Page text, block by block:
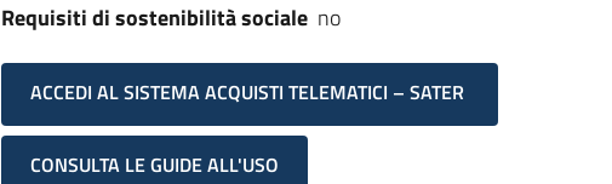
Requisiti di sostenibilità sociale no
ACCEDI AL SISTEMA ACQUISTI TELEMATICI – SATER
CONSULTA LE GUIDE ALL'USO